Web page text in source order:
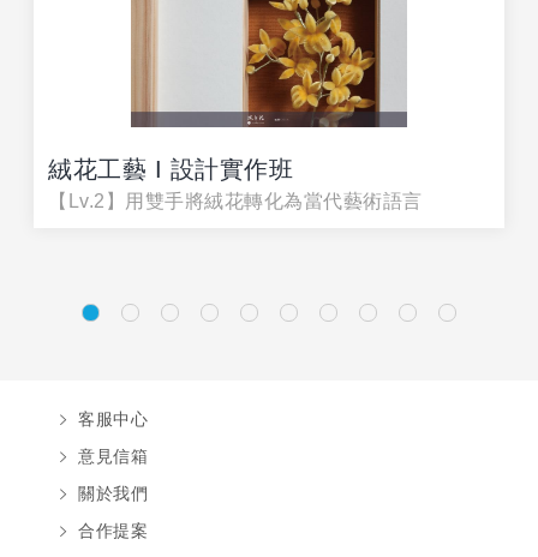
絨花工藝 I 設計實作班
【Lv.2】用雙手將絨花轉化為當代藝術語言
客服中心
意見信箱
關於我們
合作提案